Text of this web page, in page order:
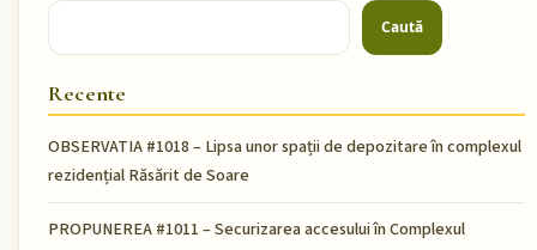
Caută
Recente
OBSERVATIA #1018 – Lipsa unor spații de depozitare în complexul
rezidențial Răsărit de Soare
PROPUNEREA #1011 – Securizarea accesului în Complexul